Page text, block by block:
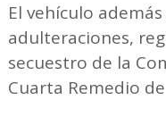
El vehículo
adulteraciones,
secuestro de la
Cuarta Remedio